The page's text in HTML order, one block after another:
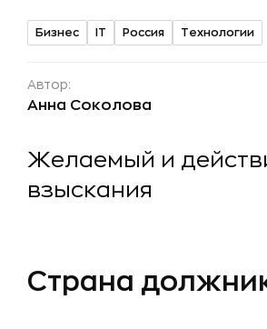
Бизнес IT Россия Технологии
Автор:
Анна Соколова
Желаемый и
взыскания
Страна